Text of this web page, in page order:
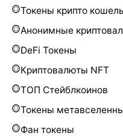
Токены крипто
Анонимные
DeFi Токены
Криптовалюты NFT
ТОП Стейблкоинов
Токены
Фан токены